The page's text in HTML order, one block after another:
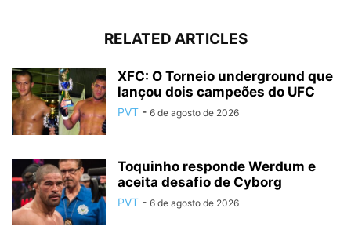
RELATED ARTICLES
XFC: O Torneio underground que
lançou dois campeões do UFC
PVT - 6 de agosto de 2026
Toquinho responde Werdum e
aceita desafio de Cyborg
PVT - 6 de agosto de 2026